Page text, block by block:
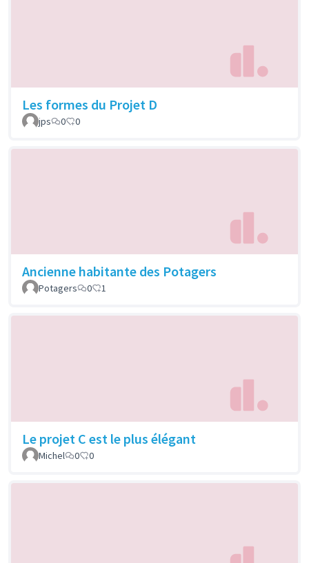
Les formes du Projet D
jps 0 0
Ancienne habitante des Potagers
Potagers 0 1
Le projet C est le plus élégant
Michel 0 0